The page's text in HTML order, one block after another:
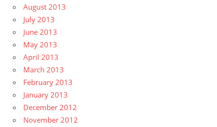
August 2013
July 2013
June 2013
May 2013
April 2013
March 2013
February 2013
January 2013
December 2012
November 2012